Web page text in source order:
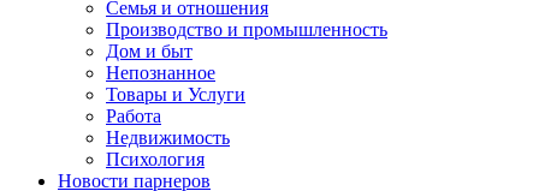
Семья и отношения
Производство и промышленность
Дом и быт
Непознанное
Товары и Услуги
Работа
Недвижимость
Психология
Новости парнеров